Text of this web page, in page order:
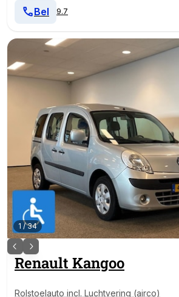
9.7
Bel
1 /34
Renault Kangoo
Rolstoelauto incl. Luchtvering (airco)